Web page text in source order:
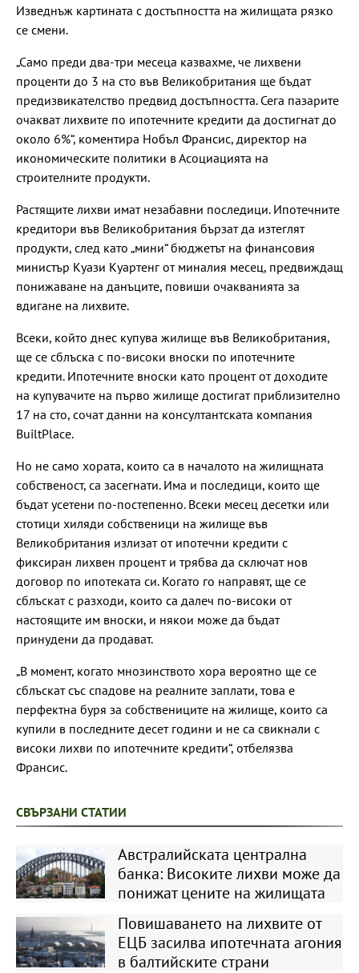
Изведнъж картината с достъпността на жилищата рязко
се смени.
„Само преди два-три месеца казвахме, че лихвени
проценти до 3 на сто във Великобритания ще бъдат
предизвикателство предвид достъпността. Сега пазарите
очакват лихвите по ипотечните кредити да достигнат до
около 6%“, коментира Нобъл Франсис, директор на
икономическите политики в Асоциацията на
строителните продукти.
Растящите лихви имат незабавни последици. Ипотечните
кредитори във Великобритания бързат да изтеглят
продукти, след като „мини“ бюджетът на финансовия
министър Куази Куартенг от миналия месец, предвиждащ
понижаване на данъците, повиши очакванията за
вдигане на лихвите.
Всеки, който днес купува жилище във Великобритания,
ще се сблъска с по-високи вноски по ипотечните
кредити. Ипотечните вноски като процент от доходите
на купувачите на първо жилище достигат приблизително
17 на сто, сочат данни на консултантската компания
BuiltPlace.
Но не само хората, които са в началото на жилищната
собственост, са засегнати. Има и последици, които ще
бъдат усетени по-постепенно. Всеки месец десетки или
стотици хиляди собственици на жилище във
Великобритания излизат от ипотечни кредити с
фиксиран лихвен процент и трябва да сключат нов
договор по ипотеката си. Когато го направят, ще се
сблъскат с разходи, които са далеч по-високи от
настоящите им вноски, и някои може да бъдат
принудени да продават.
„В момент, когато мнозинството хора вероятно ще се
сблъскат със спадове на реалните заплати, това е
перфектна буря за собствениците на жилище, които са
купили в последните десет години и не са свикнали с
високи лихви по ипотечните кредити“, отбелязва
Франсис.
СВЪРЗАНИ СТАТИИ
Австралийската централна
банка: Високите лихви може да
понижат цените на жилищата
Повишаването на лихвите от
ЕЦБ засилва ипотечната агония
в балтийските страни